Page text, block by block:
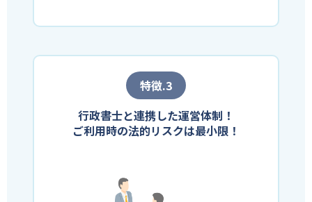
特徴.3
行政書士と連携した運営体制！
ご利用時の法的リスクは最小限！